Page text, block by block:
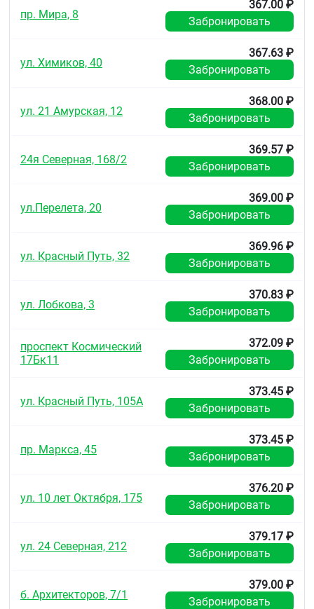
пр. Мира, 8
367.00 ₽
Забронировать
ул. Химиков, 40
367.63 ₽
Забронировать
ул. 21 Амурская, 12
368.00 ₽
Забронировать
24я Северная, 168/2
369.57 ₽
Забронировать
ул.Перелета, 20
369.00 ₽
Забронировать
ул. Красный Путь, 32
369.96 ₽
Забронировать
ул. Лобкова, 3
370.83 ₽
Забронировать
проспект Космический
17Бк11
372.09 ₽
Забронировать
ул. Красный Путь, 105А
373.45 ₽
Забронировать
пр. Маркса, 45
373.45 ₽
Забронировать
ул. 10 лет Октября, 175
376.20 ₽
Забронировать
ул. 24 Северная, 212
379.17 ₽
Забронировать
б. Архитекторов, 7/1
379.00 ₽
Забронировать